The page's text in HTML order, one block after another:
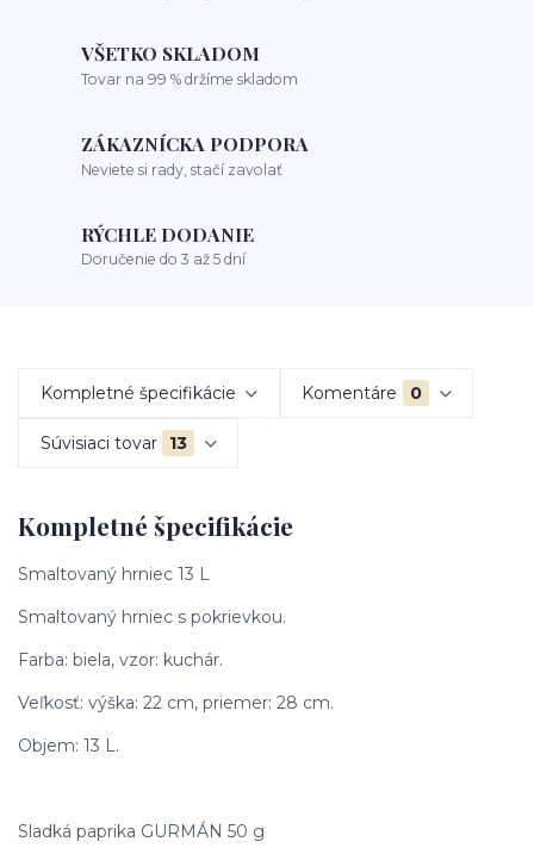
VŠETKO SKLADOM
Tovar na 99 % držíme skladom
ZÁKAZNÍCKA PODPORA
Neviete si rady, stačí zavolať
RÝCHLE DODANIE
Doručenie do 3 až 5 dní
Kompletné špecifikácie Komentáre 0
Súvisiaci tovar 13
Kompletné špecifikácie
Smaltovaný hrniec 13 L
Smaltovaný hrniec s pokrievkou.
Farba: biela, vzor: kuchár.
Veľkosť: výška: 22 cm, priemer: 28 cm.
Objem: 13 L.
Sladká paprika GURMÁN 50 g